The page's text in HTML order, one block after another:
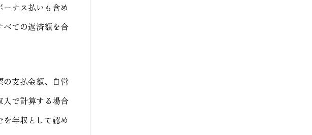
ナス払いも含め
べての返済額を合
の支払金額、自営
入で計算する場合
年収として認め